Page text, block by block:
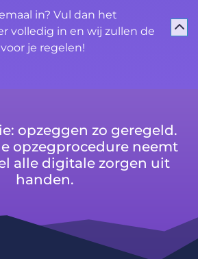
in? Vul dan het
volledig in en wij zullen de
je regelen!
opzeggen zo geregeld.
opzegprocedure neemt
alle digitale zorgen uit
handen.